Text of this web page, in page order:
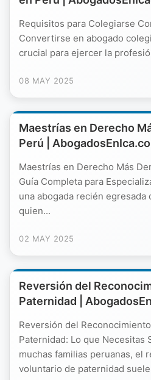
Requisitos para Colegiarse
Convertirse en abogado
crucial para ejercer la
08 MAY 2025
Maestrías en Derecho
Perú |
Maestrías en Derecho Más
Guía Completa para
una abogada recién egresada
quien...
02 MAY 2025
Reversión del
Paternidad |
Reversión del
Paternidad: Lo que Necesitas
muchas familias peruanas, el
voluntario de paternidad